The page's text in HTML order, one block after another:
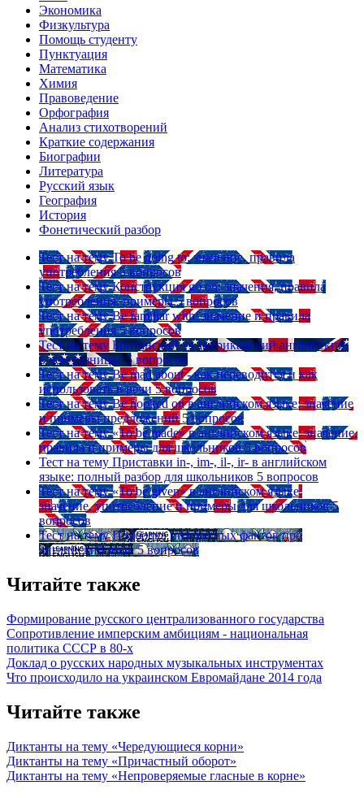
Экономика
Физкультура
Помощь студенту
Пунктуация
Математика
Химия
Правоведение
Орфография
Анализ стихотворений
Краткие содержания
Биографии
Литература
Русский язык
География
История
Фонетический разбор
Тест на тему To be going to: значение, правила
употребления 5 вопросов
Тест на тему Конструкция go on: значения, правила
употребления, примеры 5 вопросов
Тест на тему Be familiar with: значение и правила
употребления 5 вопросов
Тест на тему Британский vs американский английский:
в чем разница? 5 вопросов
Тест на тему Be mad about - как переводится и как
использовать в речи 5 вопросов
Тест на тему Be hooked on в английском языке: значение
и примеры предложений 5 вопросов
Тест на тему «To be made» в английском языке: значение,
правила и примеры для школьников 5 вопросов
Тест на тему Приставки in-, im-, il-, ir- в английском
языке: полный разбор для школьников 5 вопросов
Тест на тему «To be given» в английском языке:
значение, употребление и примеры для школьников 5
вопросов
Тест на тему Подборка интересных фактов про
английский язык 5 вопросов
Читайте также
Формирование русского централизованного государства
Сопротивление имперским амбициям - национальная
политика СССР в 80-х
Доклад о русских народных музыкальных инструментах
Что происходило на украинском Евромайдане 2014 года
Читайте также
Диктанты на тему «Чередующиеся корни»
Диктанты на тему «Причастный оборот»
Диктанты на тему «Непроверяемые гласные в корне»